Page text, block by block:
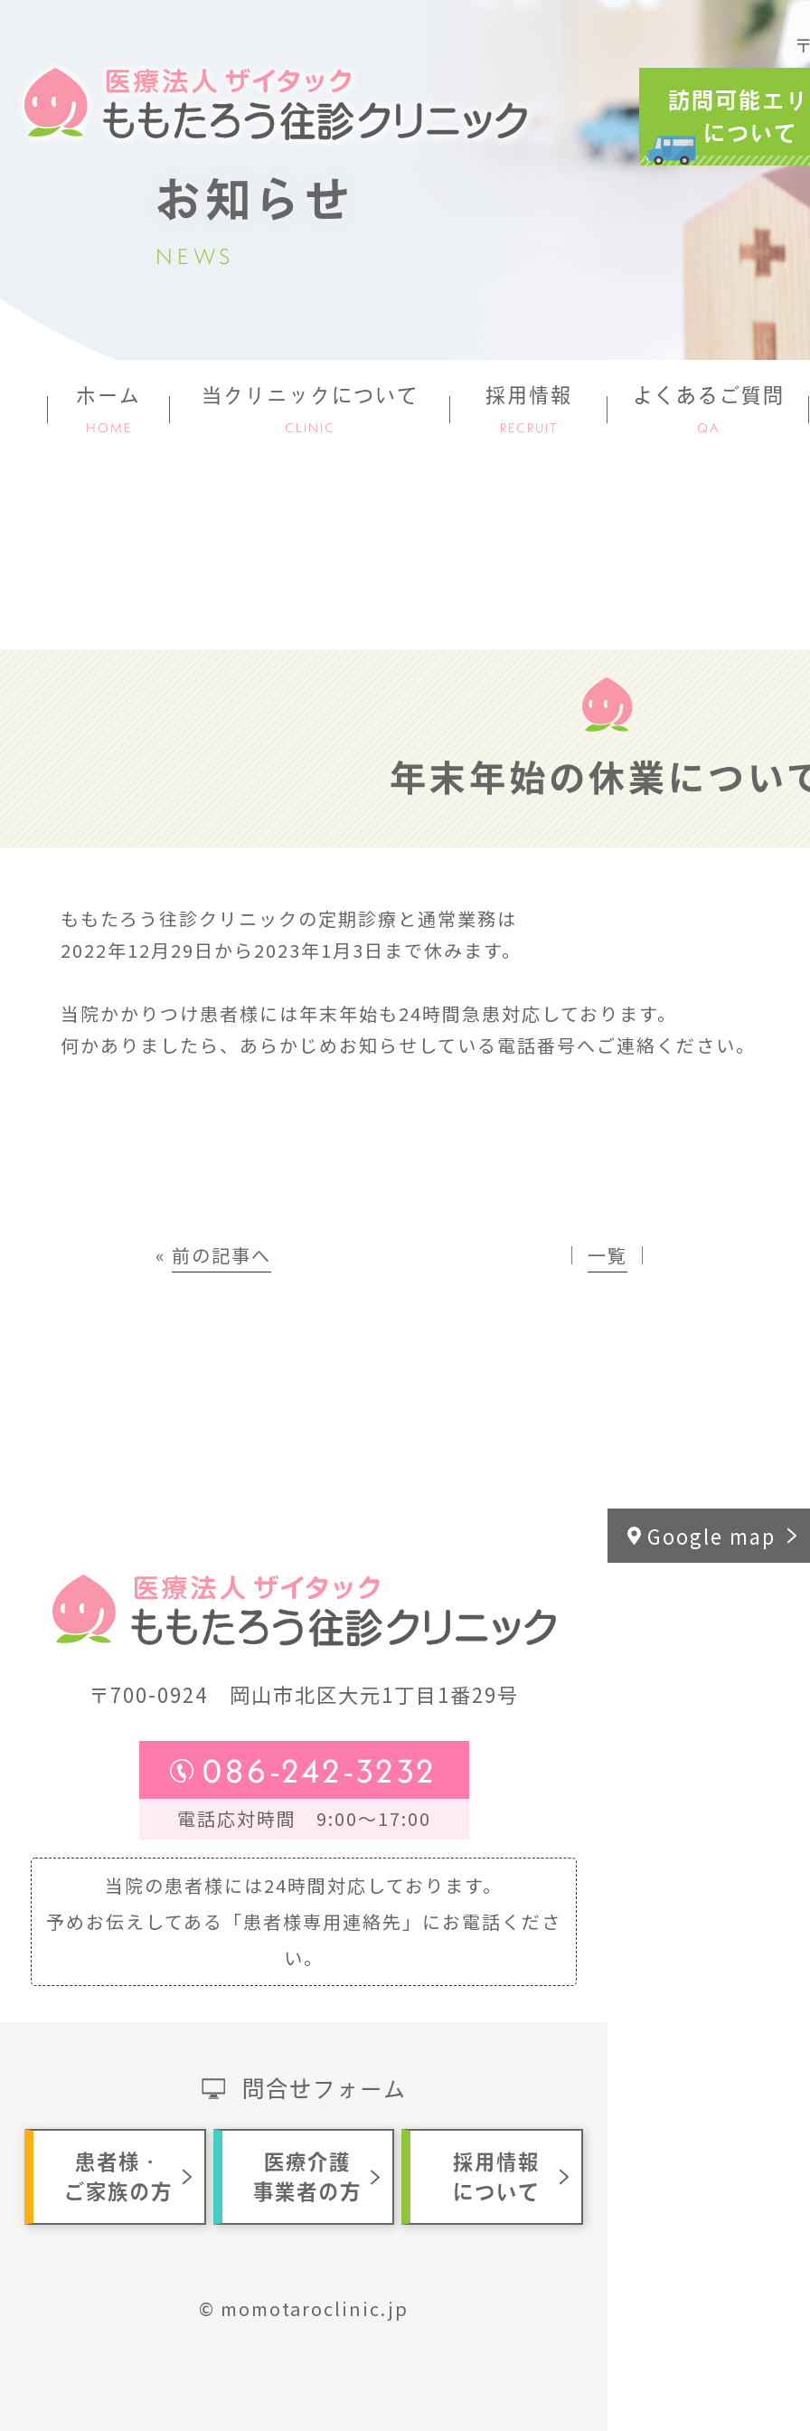
訪問可能エ
について
お知らせ
NEWS
ホーム
HOME
当クリニックについて
CLINIC
採用情報
RECRUIT
よくあるご質問
QA
年末年始の休業につい
ももたろう往診クリニックの定期診療と通常業務は
2022年12月29日から2023年1月3日まで休みます。
当院かかりつけ患者様には年末年始も24時間急患対応しております。
何かありましたら、あらかじめお知らせしている電話番号へご連絡ください。
« 前の記事へ │ 一覧 │
〒700-0924 岡山市北区大元1丁目1番29号
086-242-3232
電話応対時間 9:00～17:00
当院の患者様には24時間対応しております。
予めお伝えしてある
「患者様専用連絡先」にお電話くださ
い。
問合せフォーム
患者様・
ご家族の方
医療介護
事業者の方
採用情報
について
© momotaroclinic.jp
Google map